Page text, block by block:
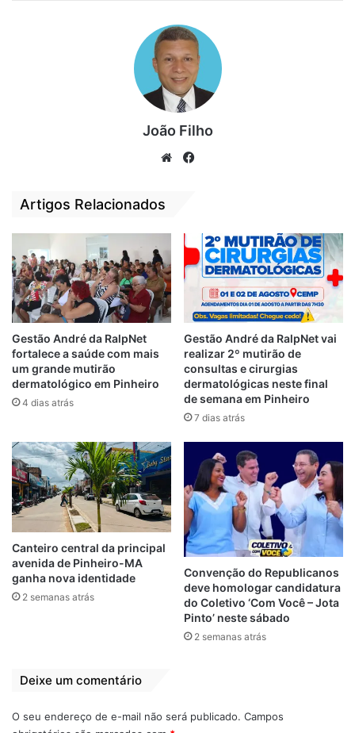
que não prejudique a prestação dos
serviços de saúde municipal. VEJA A
DECISÃO JUDICIAL NA ÍNTEGRA
AQUI…
As determinações devem ser cumpridas no
prazo de 24 (vinte e quatro) horas, a partir
e não cumpra a decisão, será fixado multa
reais) até o limite de R$ 100.000,00 (cem
João Filho
We
Artigos Relacionados
Gestão André da RalpNet
fortalece a saúde com mais
um grande mutirão
dermatológico em Pinheiro
4 dias atrás
Gestão André da RalpNet vai
realizar 2º mutirão de
consultas e cirurgias
dermatológicas neste final
de semana em Pinheiro
7 dias atrás
Canteiro central da principal
avenida de Pinheiro-MA
ganha nova identidade
2 semanas atrás
Convenção do Republicanos
deve homologar candidatura
do Coletivo ‘Com Você – Jota
Pinto’ neste sábado
2 semanas atrás
Deixe um comentário
O seu endereço de e-mail não será publicado. Campos